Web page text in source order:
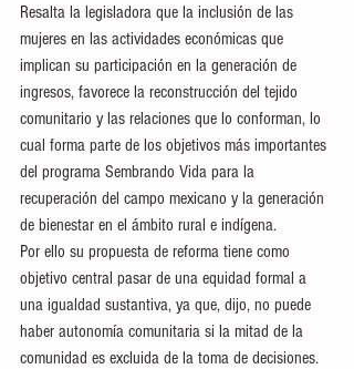
Resalta la legisladora que la inclusión de las
mujeres en las actividades económicas que
implican su participación en la generación de
ingresos, favorece la reconstrucción del tejido
comunitario y las relaciones que lo conforman, lo
cual forma parte de los objetivos más importantes
del programa Sembrando Vida para la
recuperación del campo mexicano y la generación
de bienestar en el ámbito rural e indígena.
Por ello su propuesta de reforma tiene como
objetivo central pasar de una equidad formal a
una igualdad sustantiva, ya que, dijo, no puede
haber autonomía comunitaria si la mitad de la
comunidad es excluida de la toma de decisiones.